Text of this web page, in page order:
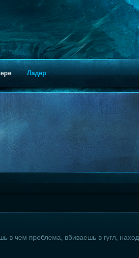
Ладер
в чем проблема, вбиваешь в гугл,